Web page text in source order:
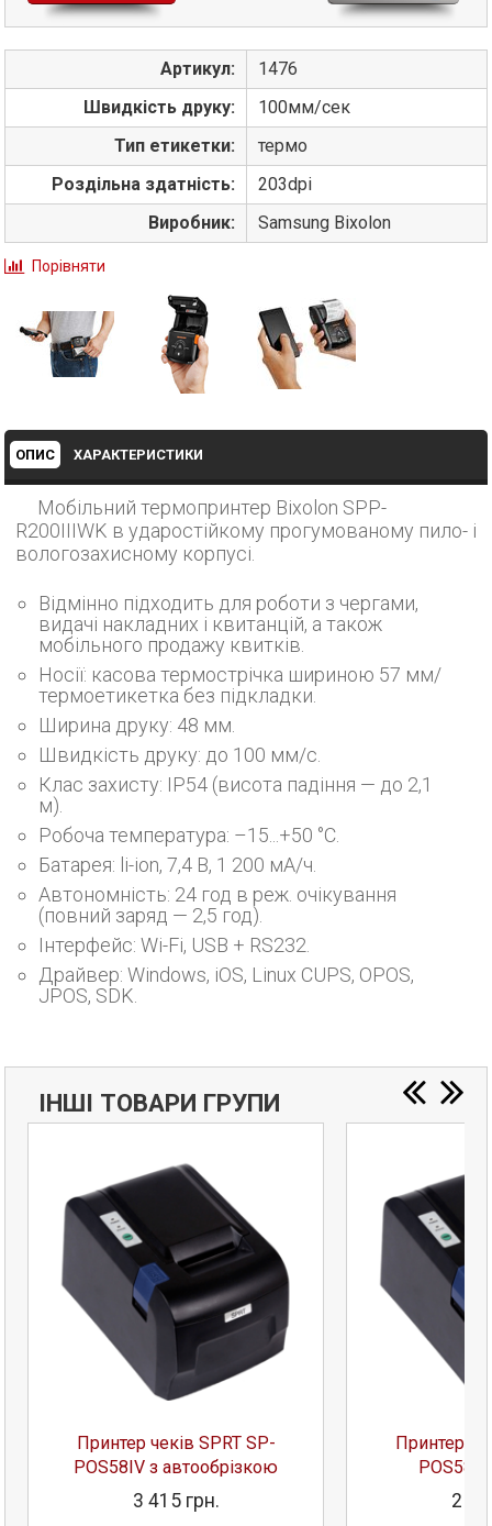
Артикул:
1476
Швидкість друку:
100мм/сек
Тип етикетки:
термо
Роздільна здатність:
203dpi
Виробник:
Sаmsung Bixolon
Порівняти
ОПИС ХАРАКТЕРИСТИКИ
Мобільний термопринтер Bixolon SPP-
R200IIIWK в ударостійкому прогумованому пило- і
вологозахисному корпусі.
Відмінно підходить для роботи з чергами,
видачі накладних і квитанцій, а також
мобільного продажу квитків.
Носії: касова термострічка шириною 57 мм/
термоетикетка без підкладки.
Ширина друку: 48 мм.
Швидкість друку: до 100 мм/с.
Клас захисту: IP54 (висота падіння — до 2,1
м).
Робоча температура: –15...+50 °C.
Батарея: li-ion, 7,4 В, 1 200 мА/ч.
Автономність: 24 год в реж. очікування
(повний заряд — 2,5 год).
Інтерфейс: Wi-Fi, USB + RS232.
Драйвер: Windows, iOS, Linux CUPS, OPOS,
JPOS, SDK.
ІНШІ ТОВАРИ ГРУПИ
Принтер чеків SPRT SP-
POS58IV з автообрізкою
3 415 грн.
Принтер
2